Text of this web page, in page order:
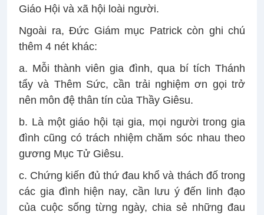
Giáo Hội và xã hội loài người.
Ngoài ra, Đức Giám mục Patrick còn ghi chú
thêm 4 nét khác:
a. Mỗi thành viên gia đình, qua bí tích Thánh
tẩy và Thêm Sức, cần trải nghiệm ơn gọi trở
nên môn đệ thân tín của Thầy Giêsu.
b. Là một giáo hội tại gia, mọi người trong gia
đình cũng có trách nhiệm chăm sóc nhau theo
gương Mục Tử Giêsu.
c. Chứng kiến đủ thứ đau khổ và thách đố trong
các gia đình hiện nay, cần lưu ý đến linh đạo
của cuộc sống từng ngày, chia sẻ những đau